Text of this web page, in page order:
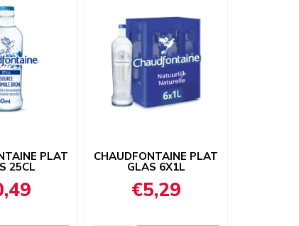
PLAT
25CL
CHAUDFONTAINE PLAT
GLAS 6X1L
€5,29